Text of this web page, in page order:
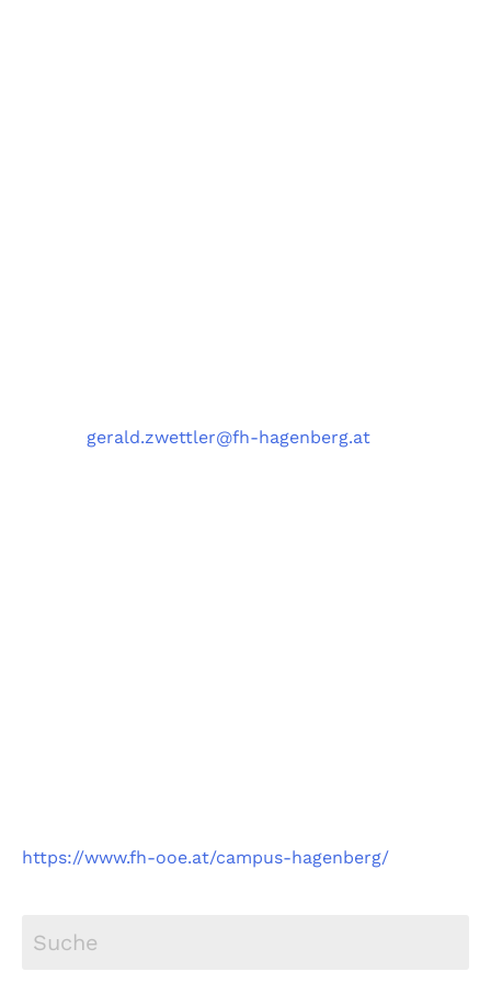
gerald.zwettler@fh-hagenberg.at
https://www.fh-ooe.at/campus-hagenberg/